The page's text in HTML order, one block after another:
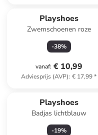
Playshoes
Zwemschoenen roze
-38%
vanaf: € 10,99
Adviesprijs (AVP): € 17,99*
Playshoes
Badjas lichtblauw
-19%